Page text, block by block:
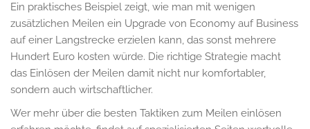
Ein praktisches Beispiel zeigt, wie man mit wenigen
zusätzlichen Meilen ein Upgrade von Economy auf Business
auf einer Langstrecke erzielen kann, das sonst mehrere
Hundert Euro kosten würde. Die richtige Strategie macht
das Einlösen der Meilen damit nicht nur komfortabler,
sondern auch wirtschaftlicher.
Wer mehr über die besten Taktiken zum Meilen einlösen